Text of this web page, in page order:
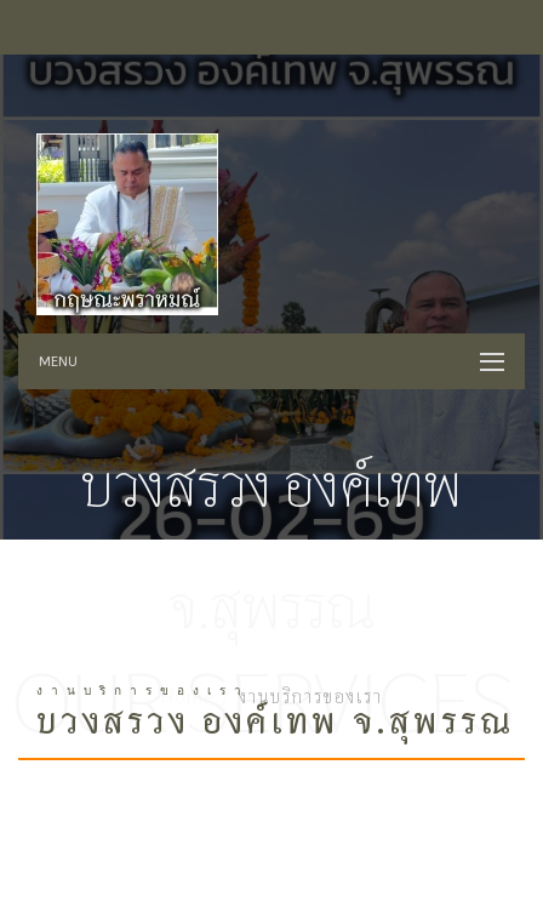
MENU
บวงสรวง องค์เทพ
Home /งานบริการของเรา
บวงสรวง องค์เทพ จ.สุพรรณ